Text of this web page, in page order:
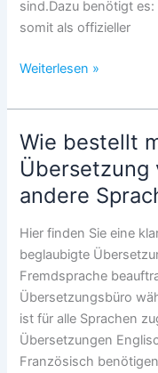
sind.Dazu benötigt
somit als offizieller
Schriftliches
für
das
Jobcenter:
Beglaubigte
Übersetzungen
und
zuverlässig
erhalten
Weiterlesen »
Wie bestellt
Übersetzung
andere
Hier finden Sie eine
beglaubigte
Fremdsprache
Übersetzungsbüro
ist für alle Sprachen
Übersetzungen
Französisch